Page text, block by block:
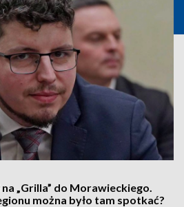
„Grilla” do Morawieckiego.
można było tam spotkać?